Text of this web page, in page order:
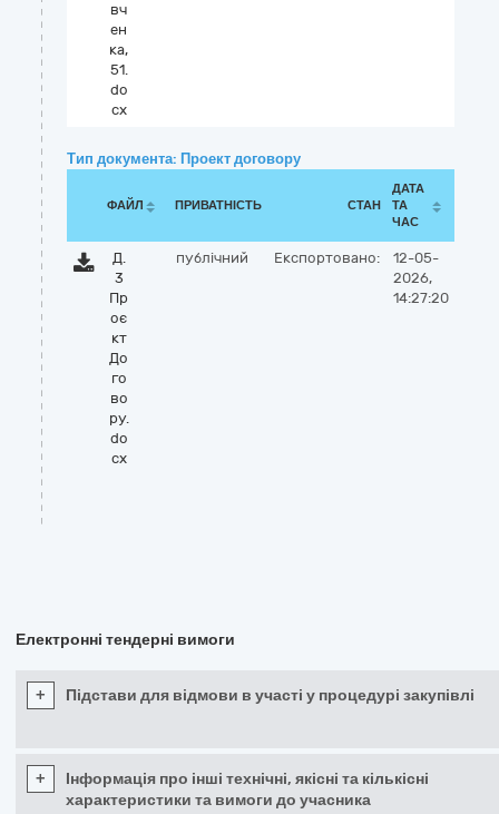
вч
ен
ка,
51.
do
cx
Тип документа: Проект договору
ФАЙЛ ПРИВАТНІСТЬ СТАН
ДАТА
ТА
ЧАС
Д.
3
Пр
оє
кт
До
го
во
ру.
do
cx
публічний Експортовано:
12-05-
2026,
14:27:20
Електронні тендерні вимоги
+ Підстави для відмови в участі у процедурі закупівлі
+
Інформація про інші технічні, якісні та кількісні
характеристики та вимоги до учасника